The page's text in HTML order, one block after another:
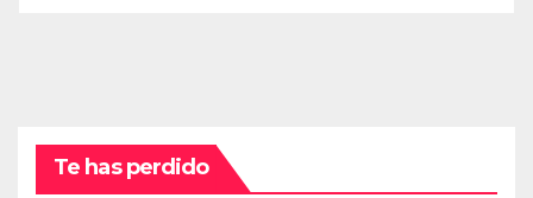
Te has perdido